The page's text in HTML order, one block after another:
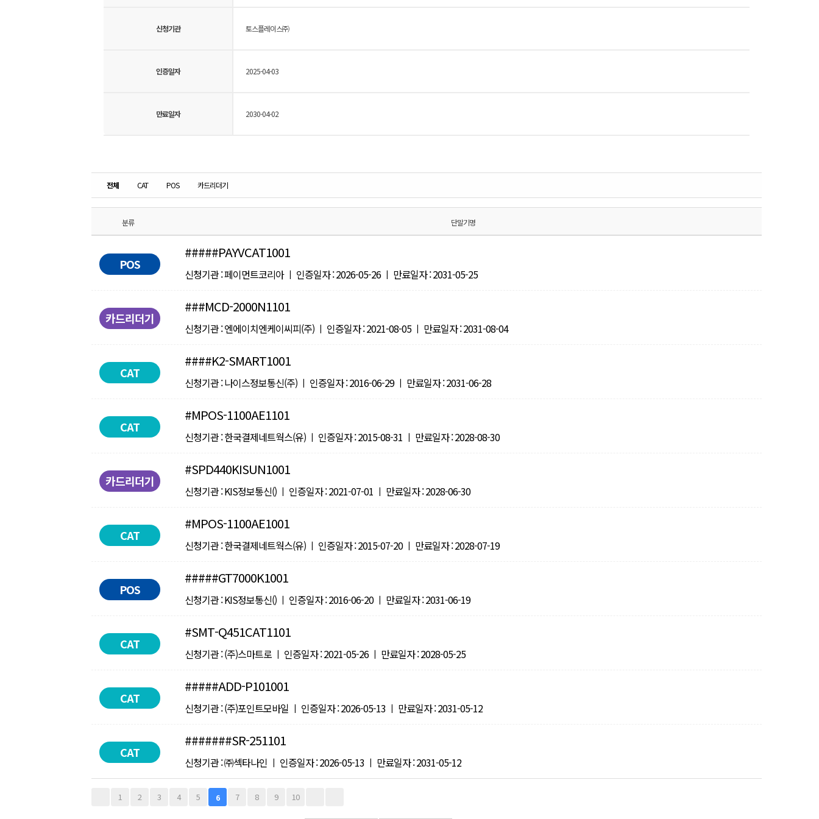
신청기관 토스플레이스㈜
인증일자 2025-04-03
만료일자 2030-04-02
전체 CAT POS 카드리더기
분류 단말기명
POS
#####PAYVCAT1001
신청기관 : 페이먼트코리아 ㅣ 인증일자 : 2026-05-26 ㅣ 만료일자 : 2031-05-25
카드리더기
###MCD-2000N1101
신청기관 : 엔에이치엔케이씨피(주) ㅣ 인증일자 : 2021-08-05 ㅣ 만료일자 : 2031-08-04
CAT
####K2-SMART1001
신청기관 : 나이스정보통신(주) ㅣ 인증일자 : 2016-06-29 ㅣ 만료일자 : 2031-06-28
CAT
#MPOS-1100AE1101
신청기관 : 한국결제네트웍스(유) ㅣ 인증일자 : 2015-08-31 ㅣ 만료일자 : 2028-08-30
카드리더기
#SPD440KISUN1001
신청기관 : KIS정보통신() ㅣ 인증일자 : 2021-07-01 ㅣ 만료일자 : 2028-06-30
CAT
#MPOS-1100AE1001
신청기관 : 한국결제네트웍스(유) ㅣ 인증일자 : 2015-07-20 ㅣ 만료일자 : 2028-07-19
POS
#####GT7000K1001
신청기관 : KIS정보통신() ㅣ 인증일자 : 2016-06-20 ㅣ 만료일자 : 2031-06-19
CAT
#SMT-Q451CAT1101
신청기관 : (주)스마트로 ㅣ 인증일자 : 2021-05-26 ㅣ 만료일자 : 2028-05-25
CAT
#####ADD-P101001
신청기관 : (주)포인트모바일 ㅣ 인증일자 : 2026-05-13 ㅣ 만료일자 : 2031-05-12
CAT
#######SR-251101
신청기관 : ㈜섹타나인 ㅣ 인증일자 : 2026-05-13 ㅣ 만료일자 : 2031-05-12
1 2 3 4 5 6 7 8 9 10